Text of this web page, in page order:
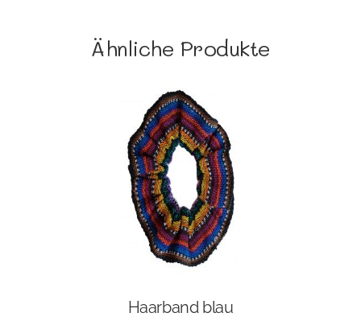
Ähnliche Produkte
Haarband blau